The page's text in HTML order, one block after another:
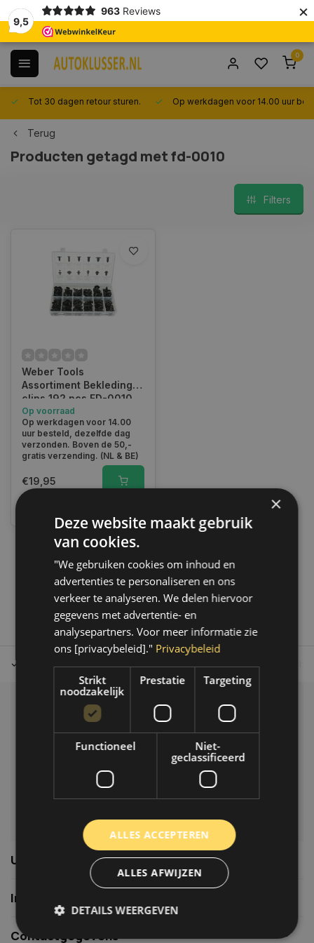
9,5
963 Reviews ×
0
Tot 30 dagen retour sturen. Op werkdagen voor 14.00 uur
Terug
Producten getagd met fd-0010
Filters
Weber Tools
Assortiment Bekleding
clips 192 pcs FD-0010
Op voorraad
Op werkdagen voor 14.00
uur besteld, dezelfde dag
verzonden. Boven de 50,-
gratis verzending. (NL & BE)
€19,95
1
Tot 30 dagen retour sturen. Op werkdagen voor 14.00 uur
Klantenservice
Veelgestelde vragen
06-39119169
info@autoklusser.nl
Usefull links
Informatie
Contactgegevens
×
Deze website maakt gebruik
van cookies.
"We gebruiken cookies om inhoud en
advertenties te personaliseren en ons
verkeer te analyseren. We delen hiervoor
gegevens met advertentie- en
analysepartners. Voor meer informatie zie
ons [privacybeleid]." Privacybeleid
Strikt
noodzakelijk
Prestatie Targeting
Functioneel
Niet-
geclassificeerd
ALLES ACCEPTEREN
ALLES AFWIJZEN
DETAILS WEERGEVEN